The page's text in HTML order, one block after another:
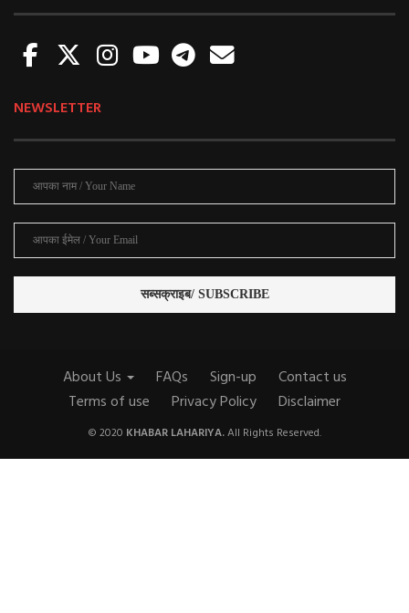
NEWSLETTER
About Us FAQs Sign-up
Contact us
Terms of use
Privacy Policy Disclaimer
© 2020 KHABAR LAHARIYA.All Rights Reserved.